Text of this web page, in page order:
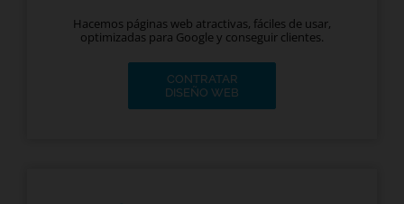
Hacemos páginas web atractivas, fáciles de usar,
optimizadas para Google y conseguir clientes.
CONTRATAR
DISEÑO WEB